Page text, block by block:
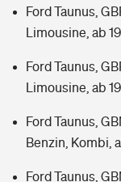
Ford Taunus,
Limousine, ab
Ford Taunus,
Limousine, ab
Ford Taunus,
Benzin, Kombi,
Ford Taunus,